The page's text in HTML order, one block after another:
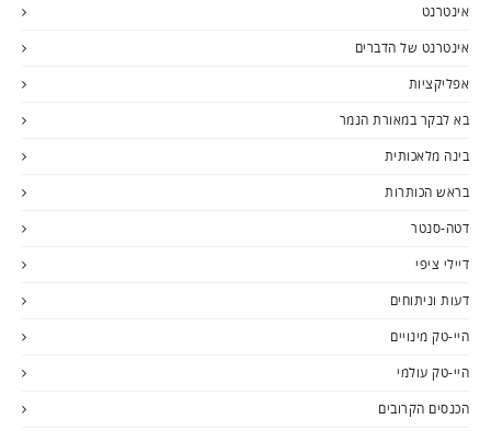
אינטרנט
אינטרנט של הדברים
אפליקציות
בא לבקר במאורת הנמר
בינה מלאכותית
בראש הכותרות
דטה-סנטר
דיילי ציפי
דעות וניתוחים
היי-טק מינויים
היי-טק עולמי
הכנסים הקרובים